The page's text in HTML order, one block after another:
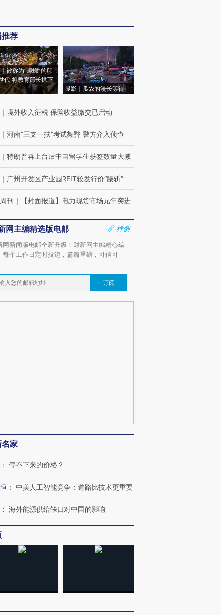
国走私7万
要防空导弹“救急”
13人遇难
四届链博
技“链”接产
【特别呈现】寻找100种
CFO：不靠规模取胜，华
推荐
被称为“蟑螂”的印
代 将教育部长拱下
显影｜瓜农的漫长等待
｜ 境外收入征税 保险收益缴交已启动
｜ 河南“三支一扶”考试舞弊 警方介入侦查
｜ 特朗普再上台后中国留学生获签数量大减
｜ 广州开发区产业园REIT较发行价“腰斩”
刊 ｜ 【封面报道】电力现货市场元年突进
网主编精选版电邮
样例
网新闻版电邮全新升级！财新网主编精心编
每个工作日定时投递，篇篇重磅，可信可
订阅
名家
： 停不下来的价格？
： 中美人工智能竞争：道路比技术更重要
： 海外能源供给缺口对中国的影响